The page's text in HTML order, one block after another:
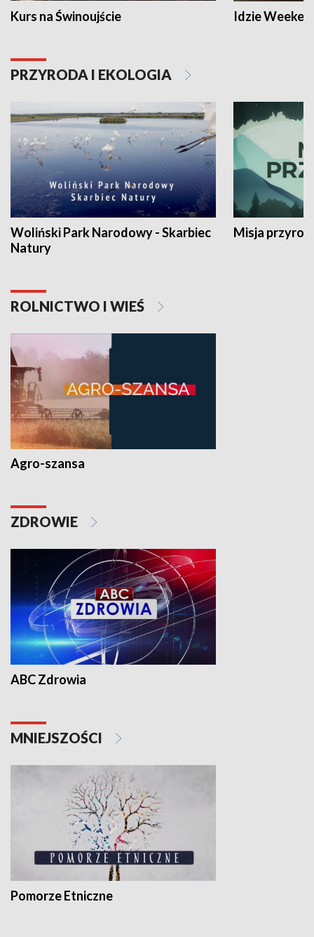
Kurs na Świnoujście Idzie
PRZYRODA I EKOLOGIA
Woliński Park Narodowy - Skarbiec
Natury
Misja
ROLNICTWO I WIEŚ
Agro-szansa
ZDROWIE
ABC Zdrowia
MNIEJSZOŚCI
Pomorze Etniczne